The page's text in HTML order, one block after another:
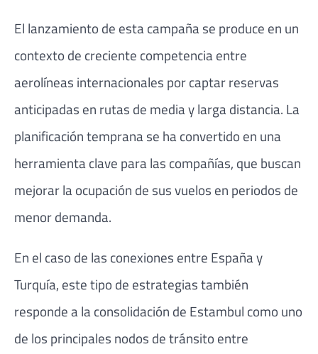
El lanzamiento de esta campaña se produce en un
contexto de creciente competencia entre
aerolíneas internacionales por captar reservas
anticipadas en rutas de media y larga distancia. La
planificación temprana se ha convertido en una
herramienta clave para las compañías, que buscan
mejorar la ocupación de sus vuelos en periodos de
menor demanda.
En el caso de las conexiones entre España y
Turquía, este tipo de estrategias también
responde a la consolidación de Estambul como uno
de los principales nodos de tránsito entre